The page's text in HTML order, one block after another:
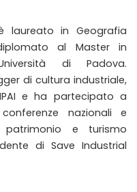
laureato in Geografia
al Master in
di Padova.
di cultura industriale,
e ha partecipato a
nazionali e
e turismo
di Save Industrial